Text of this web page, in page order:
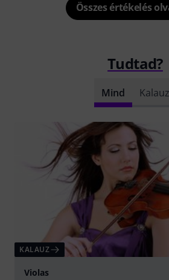
Összes értékelés
Tudtad?
Mind Kalauz
KALAUZ
Violas